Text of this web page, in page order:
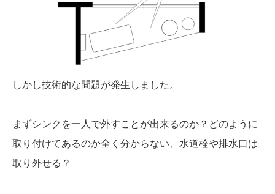
しかし技術的な問題が発生しました。
まずシンクを一人で外すことが出来るのか？どのように
取り付けてあるのか全く分からない、水道栓や排水口は
取り外せる？